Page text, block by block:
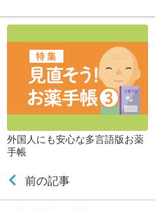
外国人にも安心な多言語版お薬
手帳
前の記事